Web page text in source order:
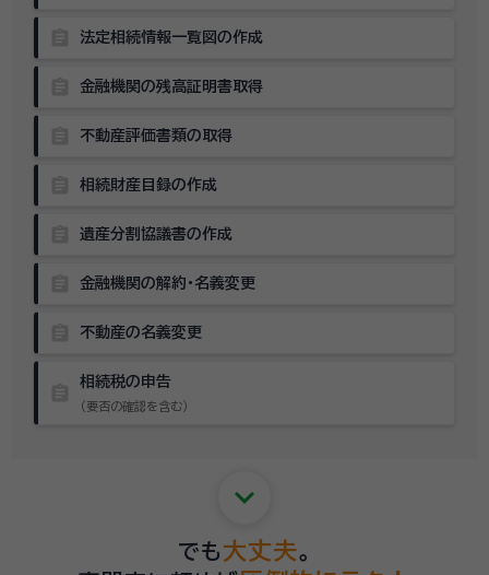
法定相続情報一覧図の作成
金融機関の残高証明書取得
不動産評価書類の取得
相続財産目録の作成
遺産分割協議書の作成
金融機関の解約・名義変更
不動産の名義変更
相続税の申告
（要否の確認を含む）
keyboard_arrow_down
でも 大丈夫。